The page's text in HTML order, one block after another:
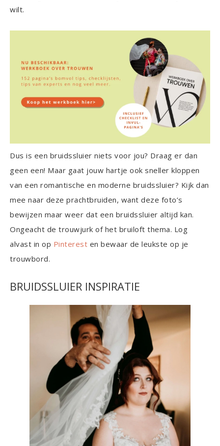
wilt.
Dus is een bruidssluier niets voor jou? Draag er dan
geen een! Maar gaat jouw hartje ook sneller kloppen
van een romantische en moderne bruidssluier? Kijk dan
mee naar deze prachtbruiden, want deze foto’s
bewijzen maar weer dat een bruidssluier altijd kan.
Ongeacht de trouwjurk of het bruiloft thema. Log
alvast in op Pinterest en bewaar de leukste op je
trouwbord.
BRUIDSSLUIER INSPIRATIE